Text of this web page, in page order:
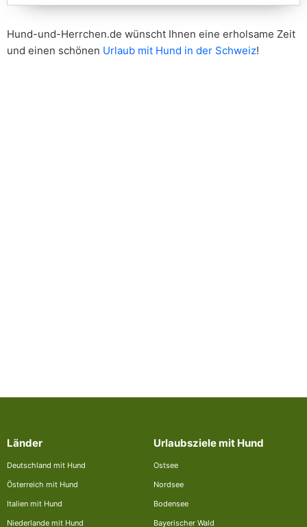
Hund-und-Herrchen.de wünscht Ihnen eine erholsame Zeit
und einen schönen Urlaub mit Hund in der Schweiz!
Länder
Deutschland mit Hund
Österreich mit Hund
Italien mit Hund
Niederlande mit Hund
Urlaubsziele mit Hund
Ostsee
Nordsee
Bodensee
Bayerischer Wald